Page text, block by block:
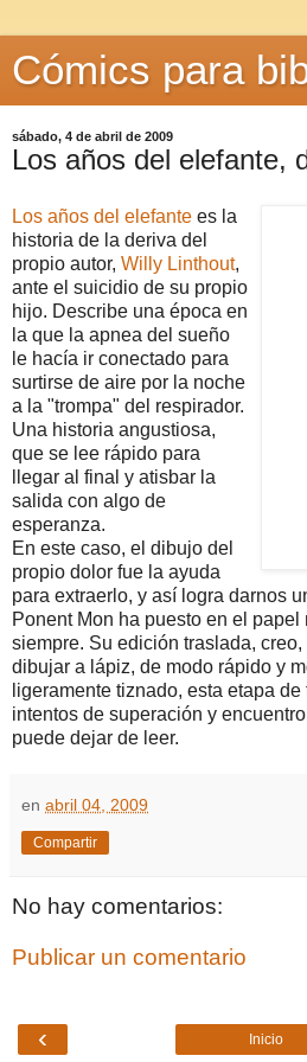
Cómics para
sábado, 4 de abril de 2009
Los años del elefante,
Los años del elefante es la
historia de la deriva del
propio autor, Willy Linthout,
ante el suicidio de su propio
hijo. Describe una época en
la que la apnea del sueño
le hacía ir conectado para
surtirse de aire por la noche
a la "trompa" del respirador.
Una historia angustiosa,
que se lee rápido para
llegar al final y atisbar la
salida con algo de
esperanza.
En este caso, el dibujo del
propio dolor fue la ayuda
para extraerlo, y así logra darnos
Ponent Mon ha puesto en el
siempre. Su edición traslada,
dibujar a lápiz, de modo rápido y
ligeramente tiznado, esta etapa
intentos de superación y
puede dejar de leer.
en abril 04, 2009
Compartir
No hay comentarios:
Publicar un comentario
‹ Inicio